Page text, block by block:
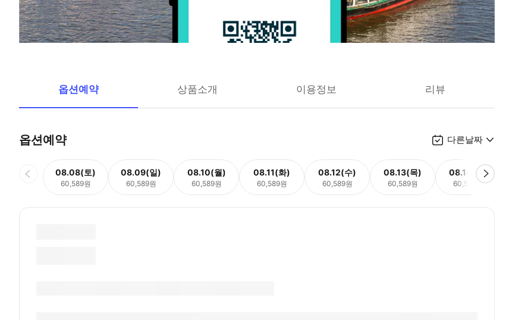
옵션예약 상품소개 이용정보 리뷰
옵션예약 다른날짜
08.08(토)
60,589원
08.09(일)
60,589원
08.10(월)
60,589원
08.11(화)
60,589원
08.12(수)
60,589원
08.13(목)
60,589원
08.14(금)
60,589원